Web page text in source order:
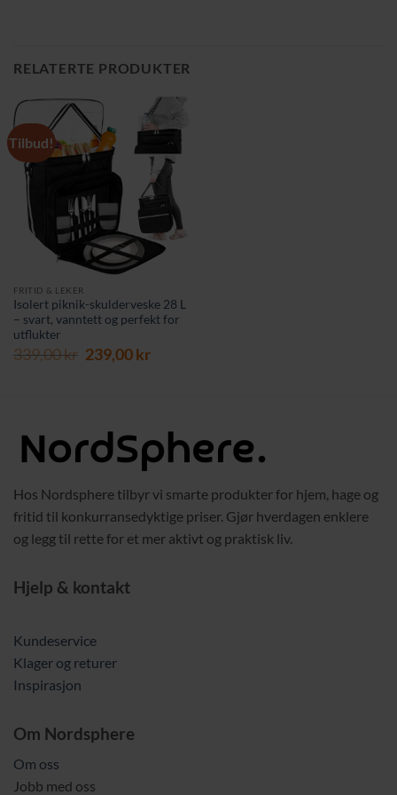
RELATERTE PRODUKTER
Tilbud!
FRITID & LEKER
Isolert piknik-skulderveske 28 L
– svart, vanntett og perfekt for
utflukter
339,00kr Opprinnelig
239,00krNåværende
Hos Nordsphere tilbyr vi smarte produkter for hjem, hage og
fritid til konkurransedyktige priser. Gjør hverdagen enklere
og legg til rette for et mer aktivt og praktisk liv.
Hjelp & kontakt
Kundeservice
Klager og returer
Inspirasjon
Om Nordsphere
Om oss
Jobb med oss